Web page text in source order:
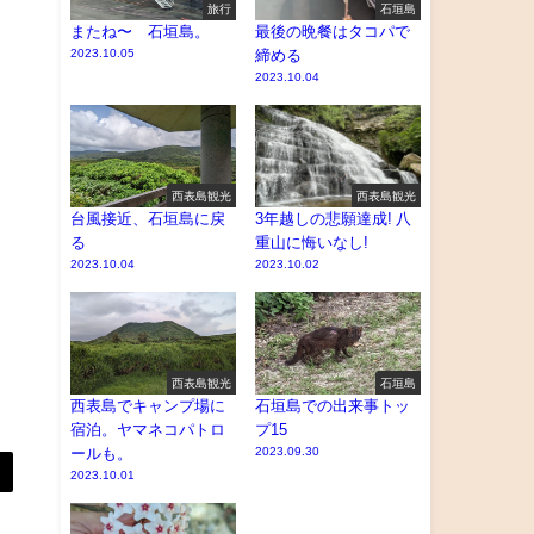
旅行
またね〜 石垣島。
2023.10.05
石垣島
最後の晩餐はタコパで
締める
2023.10.04
西表島観光
台風接近、石垣島に戻
る
2023.10.04
西表島観光
3年越しの悲願達成! 八
重山に悔いなし!
2023.10.02
西表島観光
西表島でキャンプ場に
宿泊。ヤマネコパトロ
ールも。
2023.10.01
石垣島
石垣島での出来事トッ
プ15
2023.09.30